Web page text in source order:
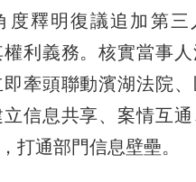
度釋明復議追加第三
利義務。核實當事
牽頭聯動濱湖法院
信息共享、案情互
打通部門信息壁壘。